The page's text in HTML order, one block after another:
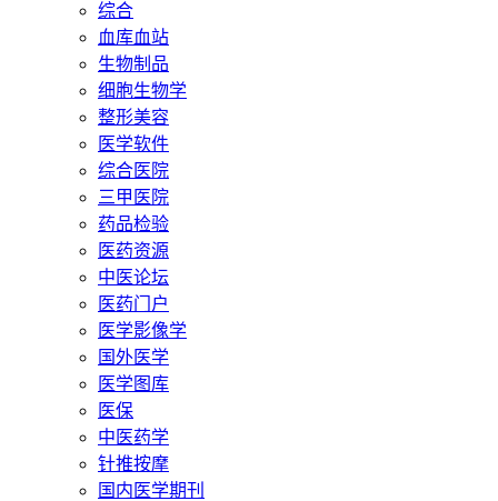
综合
血库血站
生物制品
细胞生物学
整形美容
医学软件
综合医院
三甲医院
药品检验
医药资源
中医论坛
医药门户
医学影像学
国外医学
医学图库
医保
中医药学
针推按摩
国内医学期刊